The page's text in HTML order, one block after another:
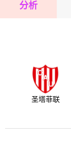
分析
圣塔菲联